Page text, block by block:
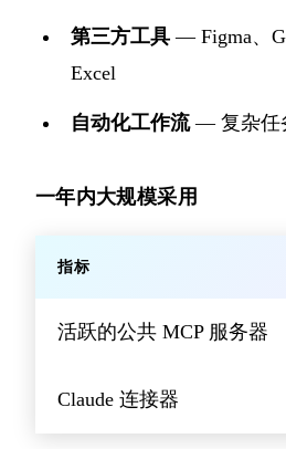
第三方工具 — Figma、
Excel
自动化工作流— 复杂任
一年内大规模采用
指标
活跃的公共 MCP 服务器
Claude 连接器